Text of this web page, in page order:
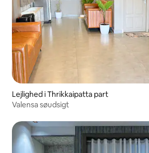
Lejlighed i Thrikkaipatta part
Valensa søudsigt